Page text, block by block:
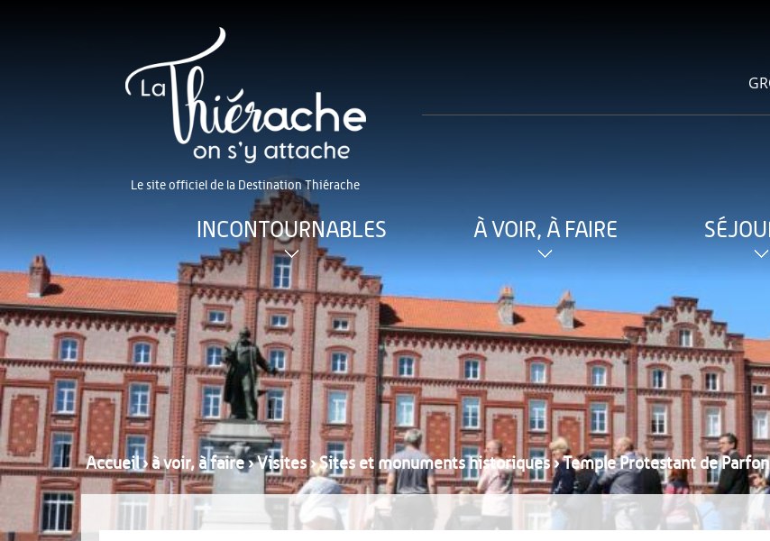
Le site officiel de la Destination Thiérache
INCONTOURNABLES À VOIR, À FAIRE
Accueil› à voir, à faire›Visites ›Sites et monuments historiques›Temple Protestant de